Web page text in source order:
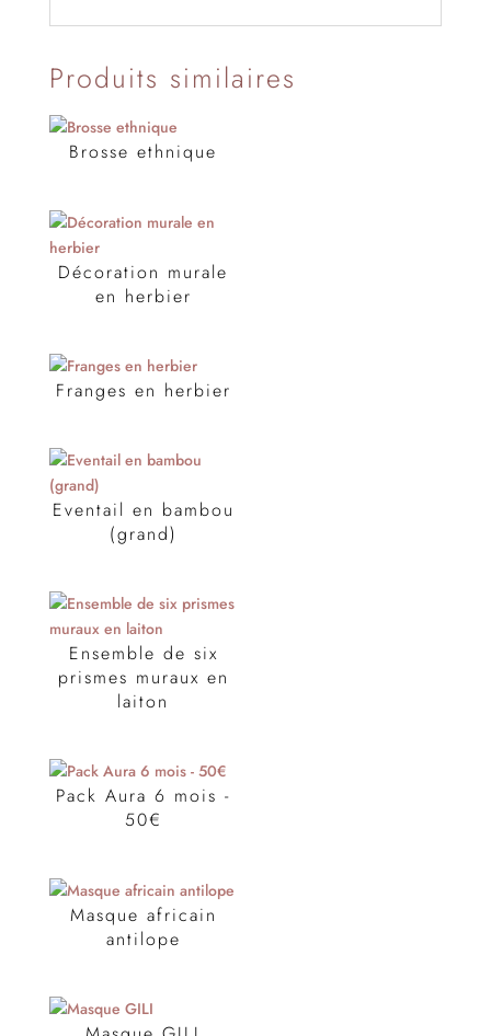
Produits similaires
Brosse ethnique
Décoration murale
en herbier
Franges en herbier
Eventail en bambou
(grand)
Ensemble de six
prismes muraux en
laiton
Pack Aura 6 mois -
50€
Masque africain
antilope